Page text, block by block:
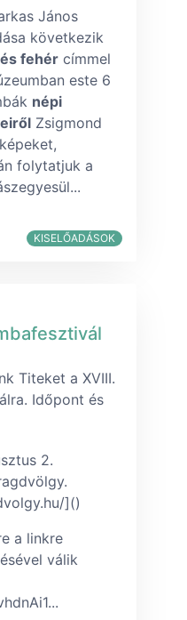
János
következik
fehér címmel
este 6
népi
Zsigmond
folytatjuk a
KISELŐADÁSOK
Titeket a XVIII.
Időpont és
2.
]()
a linkre
válik